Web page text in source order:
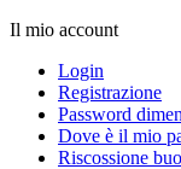
Il mio account
Login
Registrazione
Password
Dove è il mio
Riscossione